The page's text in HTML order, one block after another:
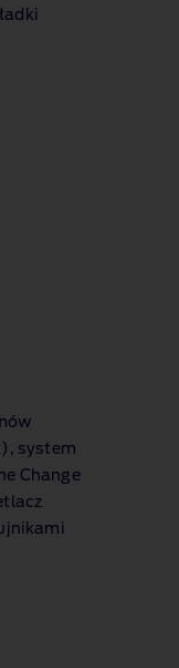
system
Change